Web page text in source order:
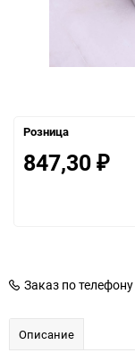
Розница
847,30 ₽
Заказ по телефону
Описание